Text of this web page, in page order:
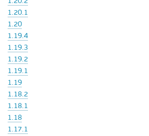
1.20.1
1.20
1.19.4
1.19.3
1.19.2
1.19.1
1.19
1.18.2
1.18.1
1.18
1.17.1